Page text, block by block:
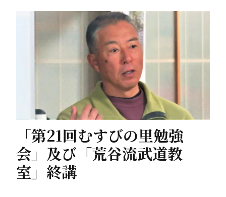
「第21回むすびの里勉強
会」及び「荒谷流武道教
室」終講